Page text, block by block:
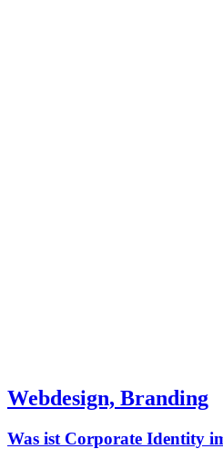
Webdesign, Branding
Was ist Corporate Identity